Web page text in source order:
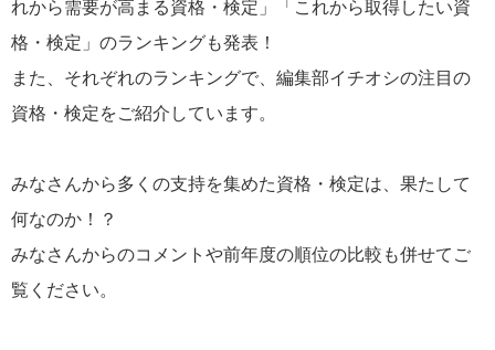
れから需要が高まる資格・検定」「これから取得したい資
格・検定」のランキングも発表！
また、それぞれのランキングで、編集部イチオシの注目の
資格・検定をご紹介しています。
みなさんから多くの支持を集めた資格・検定は、果たして
何なのか！？
みなさんからのコメントや前年度の順位の比較も併せてご
覧ください。